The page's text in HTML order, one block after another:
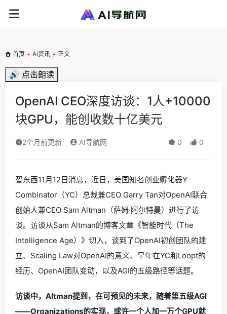
首页 • AI资讯 • 正文
🔊 点击朗读
OpenAI CEO深度访谈：1人+10000
块GPU，能创收数十亿美元
2个月前更新 AI导航网 0 0
智东西11月12日消息，近日，美国知名创业孵化器Y
Combinator（YC）总裁兼CEO Garry Tan对OpenAI联合
创始人兼CEO Sam Altman（萨姆·阿尔特曼）进行了访
谈。访谈从Sam Altman的博客文章《智能时代（The
Intelligence Age）》切入，谈到了OpenAI初创团队的建
立、Scaling Law对OpenAI的意义、早年在YC和Loopt的
经历、OpenAI团队变动，以及AGI的五级路径等话题。
访谈中，Altman提到，在可预见的未来，随着第五级AGI
——Organizations的实现，或许一个人加一万个GPU就